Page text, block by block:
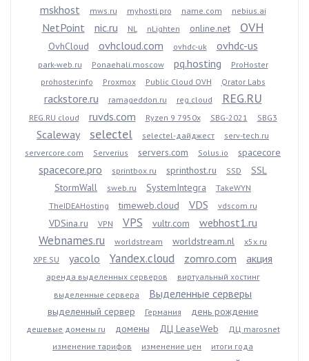
mskhost
mws.ru myhosti.pro name.com nebius.ai
NetPoint nic.ru NL nLighten online.net OVH
OvhCloud ovhcloud.com ovhdc-uk ovhdc-us
park-web.ru Ponaehali.moscow pq.hosting
ProHoster
prohoster.info
Proxmox Public Cloud OVH Qrator Labs
rackstore.ru ramageddon.ru reg.cloud REG.RU
REG.RU cloud ruvds.com Ryzen 9 7950x SBG-2021 SBG3
Scaleway selectel selectel-дайджест
serv-tech.ru
servercore.com
Serverius servers.com Solus.io spacecore
spacecore.pro sprintbox.ru sprinthost.ru SSD
SSL
StormWall
sweb.ru SystemIntegra
TakeWYN
TheIDEAHosting
timeweb.cloud VDS vdscom.ru
VDSina.ru VPN VPS vultr.com webhost1.ru
Webnames.ru worldstream worldstream.nl
x5x.ru
XPE.SU
yacolo Yandex.cloud zomro.com акция
аренда выделенных серверов
виртуальный хостинг
выделенные сервера
Выделенные серверы
выделенный сервер Германия день рождение
дешевые домены ru домены ДЦ LeaseWeb
ДЦ marosnet
изменение тарифов
изменение цен
итоги года